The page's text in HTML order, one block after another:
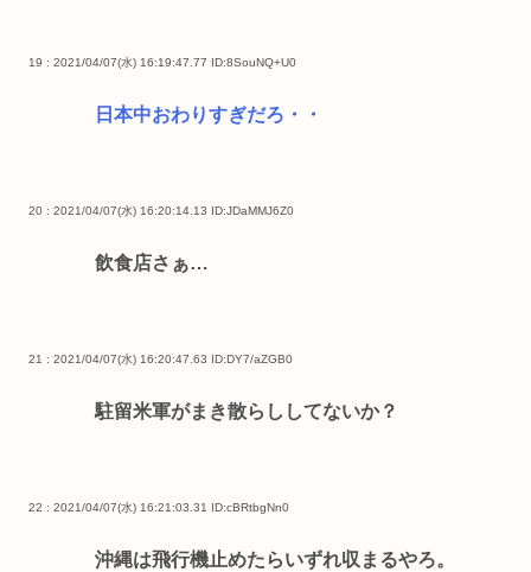
19 : 2021/04/07(水) 16:19:47.77 ID:8SouNQ+U0
日本中おわりすぎだろ・・
20 : 2021/04/07(水) 16:20:14.13 ID:JDaMMJ6Z0
飲食店さぁ…
21 : 2021/04/07(水) 16:20:47.63 ID:DY7/aZGB0
駐留米軍がまき散らししてないか？
22 : 2021/04/07(水) 16:21:03.31 ID:cBRtbgNn0
沖縄は飛行機止めたらいずれ収まるやろ。